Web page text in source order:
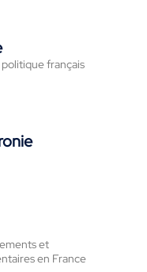
français
et
en France